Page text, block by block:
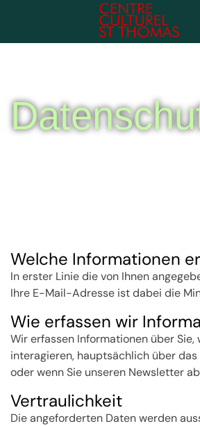
Welche Informationen
In erster Linie die von Ihnen
Ihre E-Mail-Adresse ist dabei die
Wie erfassen wir
Wir erfassen Informationen über Sie,
interagieren, hauptsächlich über
oder wenn Sie unseren Newsletter
Vertraulichkeit
Die angeforderten Daten werden